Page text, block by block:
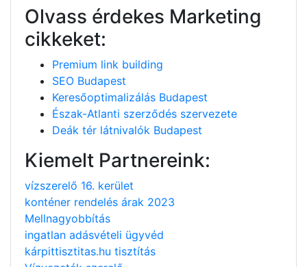
Olvass érdekes Marketing
cikkeket:
Premium link building
SEO Budapest
Keresőoptimalizálás Budapest
Észak-Atlanti szerződés szervezete
Deák tér látnivalók Budapest
Kiemelt Partnereink:
vízszerelő 16. kerület
konténer rendelés árak 2023
Mellnagyobbítás
ingatlan adásvételi ügyvéd
kárpittisztitas.hu tisztítás